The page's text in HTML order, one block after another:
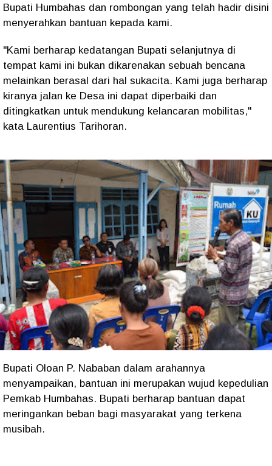
Bupati Humbahas dan rombongan yang telah hadir disini
menyerahkan bantuan kepada kami.
"Kami berharap kedatangan Bupati selanjutnya di
tempat kami ini bukan dikarenakan sebuah bencana
melainkan berasal dari hal sukacita. Kami juga berharap
kiranya jalan ke Desa ini dapat diperbaiki dan
ditingkatkan untuk mendukung kelancaran mobilitas,"
kata Laurentius Tarihoran.
Bupati Oloan P. Nababan dalam arahannya
menyampaikan, bantuan ini merupakan wujud kepedulian
Pemkab Humbahas. Bupati berharap bantuan dapat
meringankan beban bagi masyarakat yang terkena
musibah.